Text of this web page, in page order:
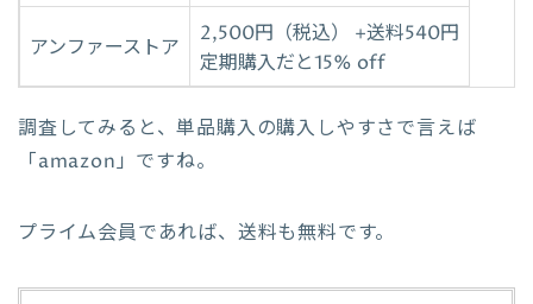
アンファーストア
2,500円（税込） +送料540円
定期購入だと15% off
調査してみると、単品購入の購入しやすさで言えば
「amazon」ですね。
プライム会員であれば、送料も無料です。